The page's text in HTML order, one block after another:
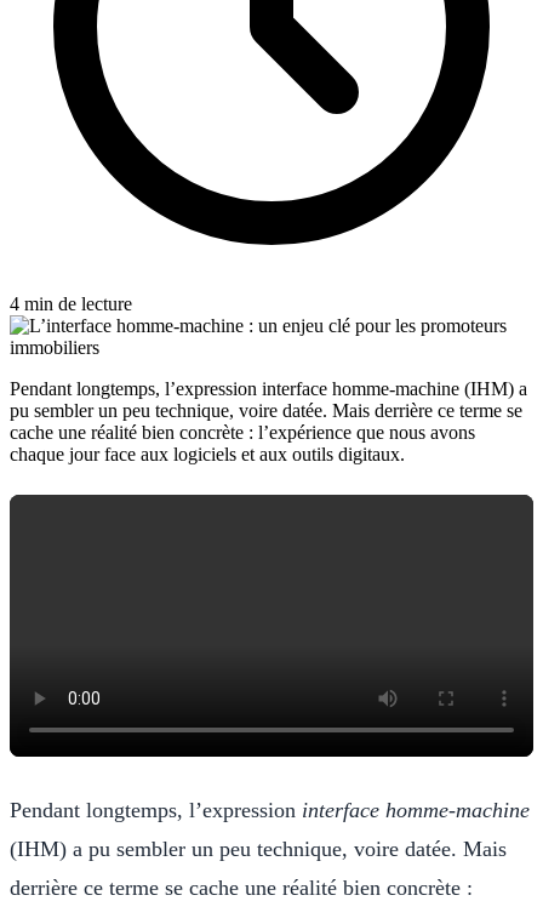
4 min de lecture
Pendant longtemps, l’expression interface homme-machine (IHM) a
pu sembler un peu technique, voire datée. Mais derrière ce terme se
cache une réalité bien concrète : l’expérience que nous avons
chaque jour face aux logiciels et aux outils digitaux.
Pendant longtemps, l’expression interface homme-machine
(IHM) a pu sembler un peu technique, voire datée. Mais
derrière ce terme se cache une réalité bien concrète :